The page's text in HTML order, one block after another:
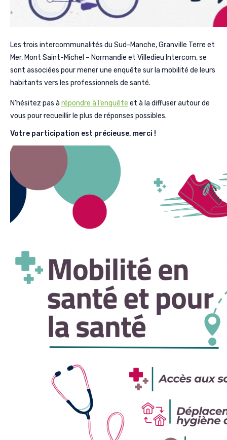
Les trois intercommunalités du Sud-Manche, Granville Terre et
Mer, Mont Saint-Michel – Normandie et Villedieu Intercom, se
sont associées pour mener une enquête sur la mobilité de leurs
habitants vers les professionnels de santé.
N’hésitez pas à répondre à l’enquête et à la diffuser autour de
vous pour recueillir le plus de réponses possibles.
Votre participation est précieuse, merci !